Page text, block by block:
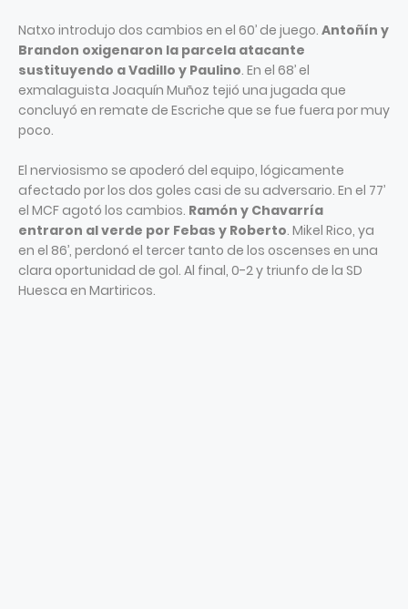
Natxo introdujo dos cambios en el 60’ de juego. Antoñín y
Brandon oxigenaron la parcela atacante
sustituyendo a Vadillo y Paulino. En el 68’ el
exmalaguista Joaquín Muñoz tejió una jugada que
concluyó en remate de Escriche que se fue fuera por muy
poco.
El nerviosismo se apoderó del equipo, lógicamente
afectado por los dos goles casi de su adversario. En el 77’
el MCF agotó los cambios. Ramón y Chavarría
entraron al verde por Febas y Roberto. Mikel Rico, ya
en el 86’, perdonó el tercer tanto de los oscenses en una
clara oportunidad de gol. Al final, 0-2 y triunfo de la SD
Huesca en Martiricos.